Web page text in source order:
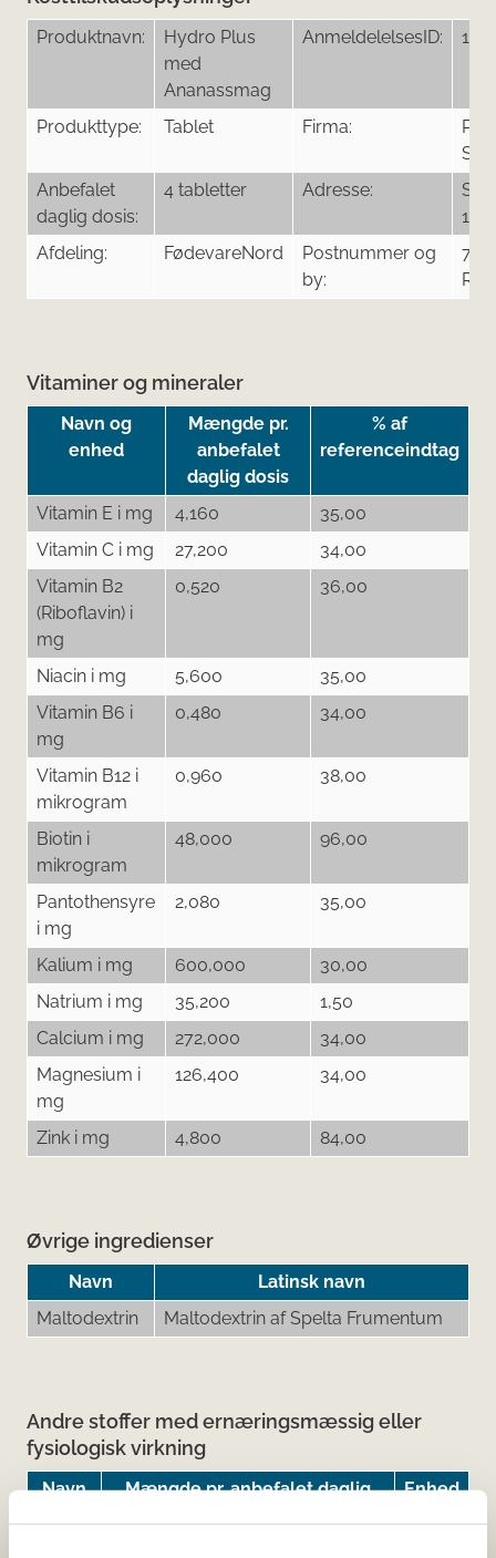
Produktnavn:
Hydro Plus
med
Ananassmag
AnmeldelelsesID:
Produkttype: Tablet Firma:
Anbefalet
daglig dosis:
4 tabletter Adresse:
1
Afdeling:
FødevareNord
Postnummer og
by:
Vitaminer og mineraler
Navn og
enhed
Mængde pr.
anbefalet
daglig dosis
% af
referenceindtag
Vitamin E i mg 4,160
35,00
Vitamin C i mg
27,200
34,00
Vitamin B2
(Riboflavin) i
mg
0,520 36,00
Niacin i mg 5,600
35,00
Vitamin B6 i
mg
0,480 34,00
Vitamin B12 i
mikrogram
0,960 38,00
Biotin i
mikrogram
48,000 96,00
Pantothensyre
i mg
2,080 35,00
Kalium i mg 600,000
30,00
Natrium i mg
35,200
1,50
Calcium i mg
272,000
34,00
Magnesium i
mg
126,400 34,00
Zink i mg 4,800 84,00
Øvrige ingredienser
Navn
Latinsk navn
Maltodextrin
Maltodextrin af Spelta Frumentum
Andre stoffer med ernæringsmæssig eller
fysiologisk virkning
Navn
Mængde pr. anbefalet daglig
Enhed